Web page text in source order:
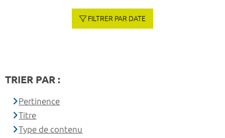
FILTRER PAR DATE
TRIER PAR :
Pertinence
Titre
Type de contenu